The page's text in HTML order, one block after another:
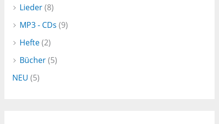
Lieder(8)
MP3 - CDs (9)
Hefte(2)
Bücher(5)
NEU (5)